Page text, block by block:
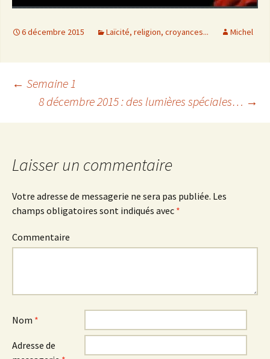
6 décembre 2015 Laïcité, religion, croyances... Michel
Navigation
des
articles
← Semaine 1
8 décembre 2015 : des lumières spéciales… →
Laisser un commentaire
Votre adresse de messagerie ne sera pas publiée. Les
champs obligatoires sont indiqués avec *
Commentaire
Nom *
Adresse de